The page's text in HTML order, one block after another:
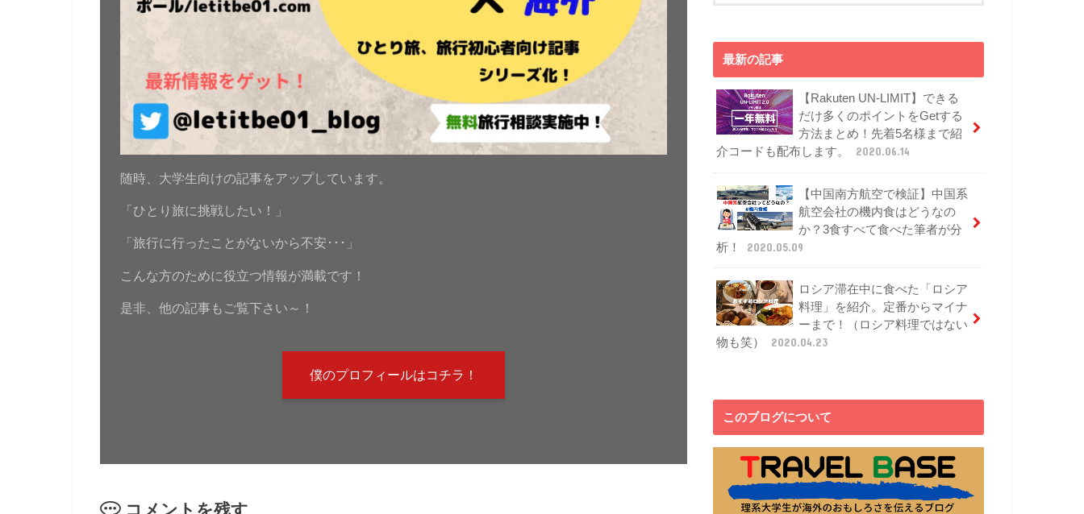
随時、大学生向けの記事をアップしています。
「ひとり旅に挑戦したい！」
「旅行に行ったことがないから不安･･･」
こんな方のために役立つ情報が満載です！
是非、他の記事もご覧下さい～！
僕のプロフィールはコチラ！
コメントを残す
最新の記事
【Rakuten UN-LIMIT】できる
だけ多くのポイントをGetする
方法まとめ！先着5名様まで紹
介コードも配布します。
2020.06.14
【中国南方航空で検証】中国系
航空会社の機内食はどうなの
か？3食すべて食べた筆者が分
析！
2020.05.09
ロシア滞在中に食べた「ロシア
料理」を紹介。定番からマイナ
ーまで！（ロシア料理ではない
物も笑）
2020.04.23
このブログについて